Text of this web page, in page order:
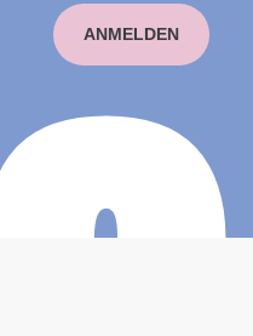
ANMELDEN